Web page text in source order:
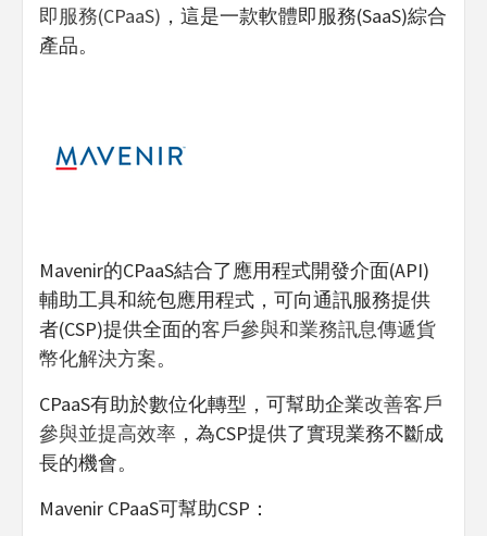
即服務(CPaaS) ，這是一款軟體即服務(SaaS)綜合
產品。
Mavenir的CPaaS結合了應用程式開發介面(API)
輔助工具和統包應用程式，可向通訊服務提供
者(CSP)提供全面的客戶參與和業務訊息傳遞貨
幣化解決方案。
CPaaS有助於數位化轉型，可幫助企業改善客戶
參與並提高效率 ，為CSP提供了實現業務不斷成
長的機會。
Mavenir CPaaS可幫助CSP：